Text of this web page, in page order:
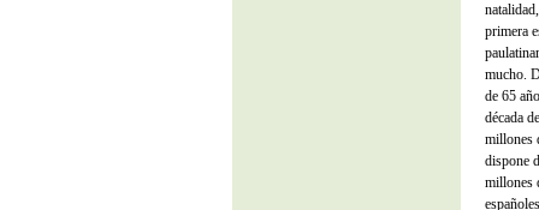
primera
mucho.
de 65
década
millones
dispone
millones